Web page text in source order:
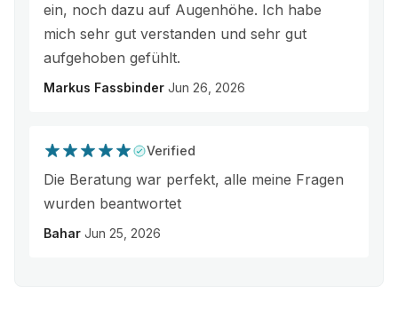
ein, noch dazu auf Augenhöhe. Ich habe
mich sehr gut verstanden und sehr gut
aufgehoben gefühlt.
Markus Fassbinder Jun 26, 2026
Verified
Die Beratung war perfekt, alle meine Fragen
wurden beantwortet
Bahar Jun 25, 2026